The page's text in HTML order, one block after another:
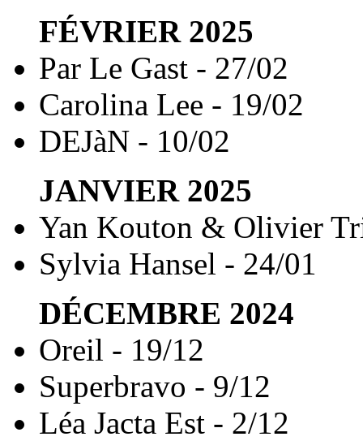
FÉVRIER2025
Par Le Gast - 27/02
Carolina Lee - 19/02
DEJàN - 10/02
JANVIER2025
Yan Kouton & Olivier
Sylvia Hansel - 24/01
DÉCEMBRE 2024
Oreil - 19/12
Superbravo - 9/12
Léa Jacta Est - 2/12